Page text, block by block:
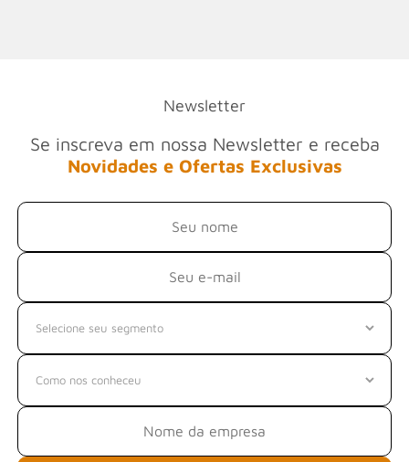
Newsletter
Se inscreva em nossa Newsletter e receba
Novidades e Ofertas Exclusivas